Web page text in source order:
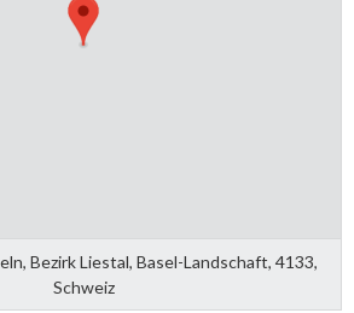
Bezirk Liestal, Basel-Landschaft, 4133,
Schweiz